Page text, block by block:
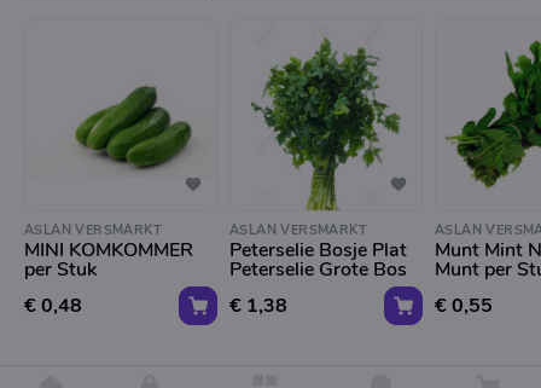
ASLAN VERSMARKT
MINI KOMKOMMER
per Stuk
€ 0,48
ASLAN VERSMARKT
Peterselie Bosje Plat
Peterselie Grote Bos
€ 1,38
ASLAN
Munt Mint
Munt per
€ 0,55